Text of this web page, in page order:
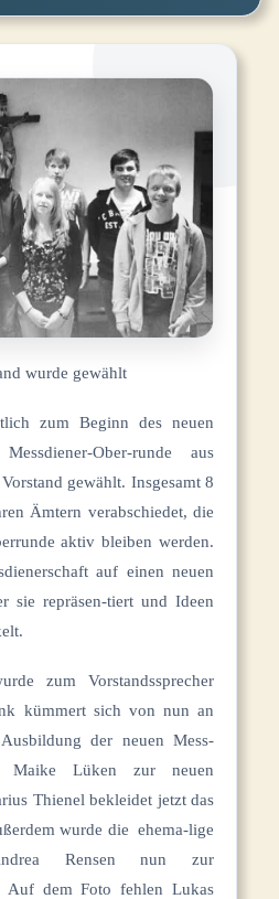
wurde gewählt
zum Beginn des neuen
Ober-runde aus
gewählt. Insgesamt 8
Ämtern verabschiedet, die
aktiv bleiben werden.
auf einen neuen
sie repräsen-tiert und Ideen
zum Vorstandssprecher
kümmert sich von nun an
der neuen Mess-
Maike Lüken zur neuen
Thienel bekleidet jetzt das
wurde die ehema-lige
Andrea Rensen nun zur
Auf dem Foto fehlen Lukas